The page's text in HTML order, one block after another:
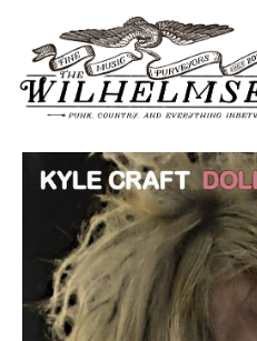
hovedinnhold